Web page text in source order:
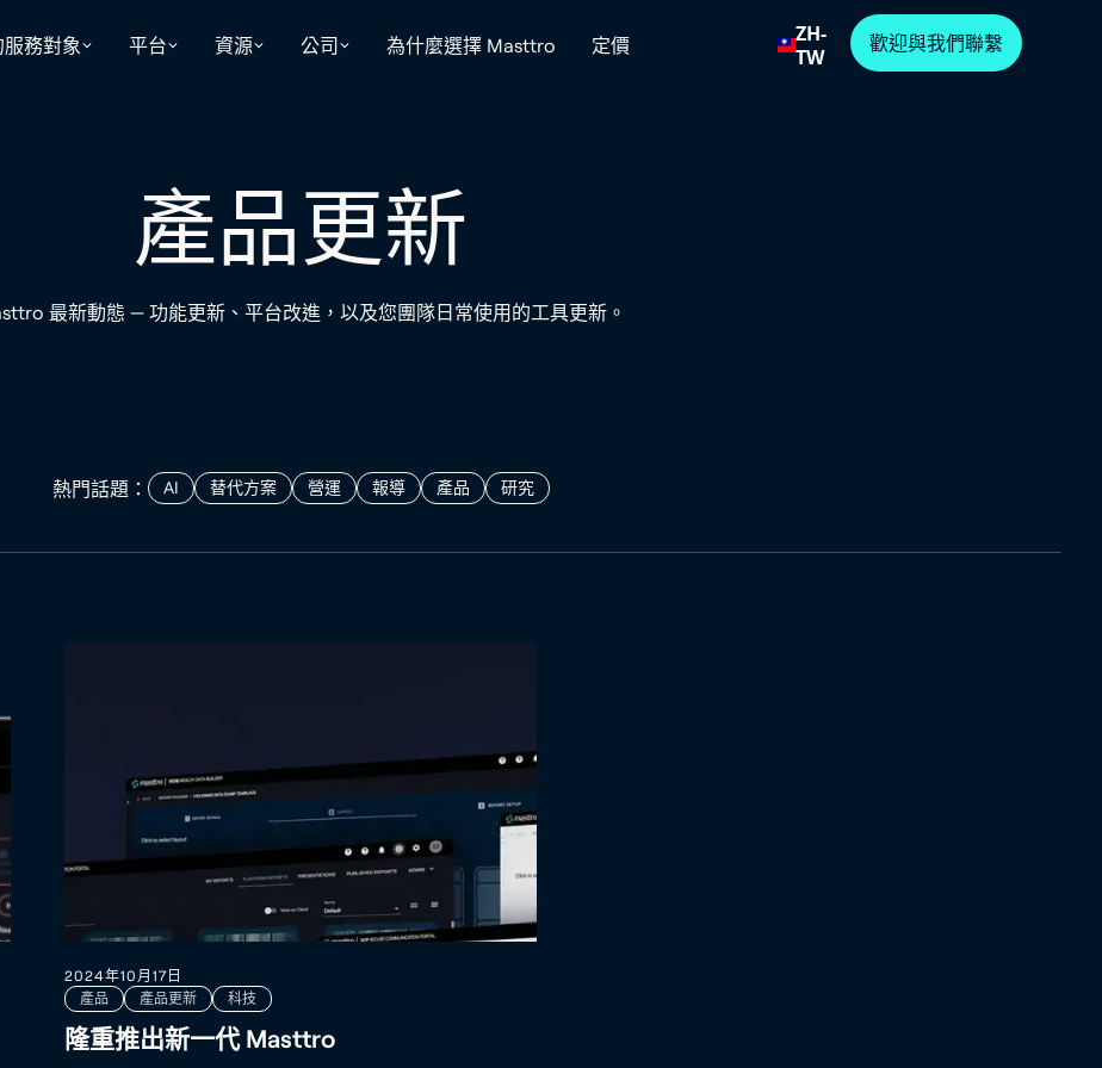
務對象 平台 資源 公司 為什麼選擇 Masttro 定價
ZH-
TW
歡迎與我們聯繫
產品更新
最新動態 — 功能更新、平台改進，以及您團隊日常使用的工具更新。
熱門話題： AI 替代方案 營運 報導 產品 研究
2024年10月17日
產品
產品更新 科技
隆重推出新一代 Masttro